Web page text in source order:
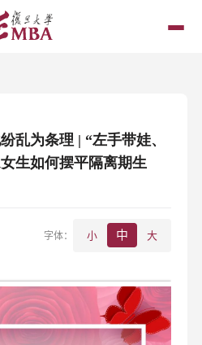
乱为条理 | “左手带娃、
生如何摆平隔离期生
字体： 小 中 大